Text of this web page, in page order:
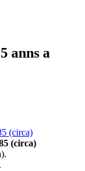
anns a
(circa)